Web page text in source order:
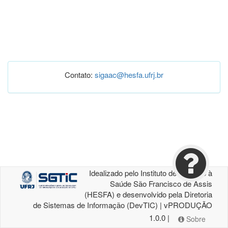
Contato: sigaac@hesfa.ufrj.br
Idealizado pelo Instituto de Atenção à
Saúde São Francisco de Assis
(HESFA) e desenvolvido pela Diretoria
de Sistemas de Informação (DevTIC) | vPRODUÇÃO
1.0.0 |
Sobre